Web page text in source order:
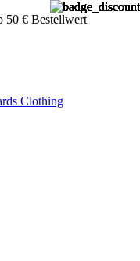
50 € Bestellwert